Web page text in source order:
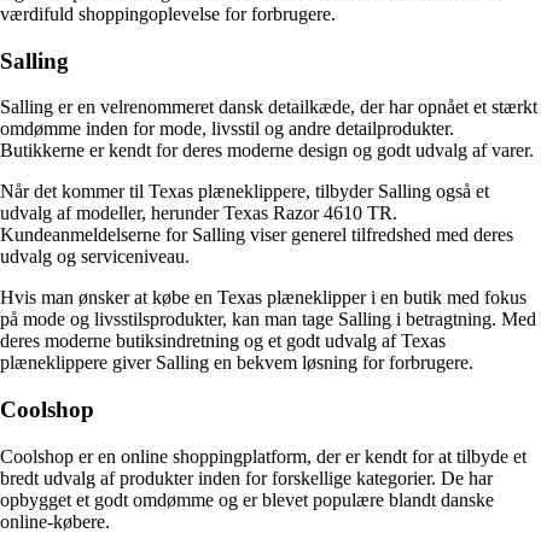
værdifuld shoppingoplevelse for forbrugere.
Salling
Salling er en velrenommeret dansk detailkæde, der har opnået et stærkt
omdømme inden for mode, livsstil og andre detailprodukter.
Butikkerne er kendt for deres moderne design og godt udvalg af varer.
Når det kommer til Texas plæneklippere, tilbyder Salling også et
udvalg af modeller, herunder Texas Razor 4610 TR.
Kundeanmeldelserne for Salling viser generel tilfredshed med deres
udvalg og serviceniveau.
Hvis man ønsker at købe en Texas plæneklipper i en butik med fokus
på mode og livsstilsprodukter, kan man tage Salling i betragtning. Med
deres moderne butiksindretning og et godt udvalg af Texas
plæneklippere giver Salling en bekvem løsning for forbrugere.
Coolshop
Coolshop er en online shoppingplatform, der er kendt for at tilbyde et
bredt udvalg af produkter inden for forskellige kategorier. De har
opbygget et godt omdømme og er blevet populære blandt danske
online-købere.